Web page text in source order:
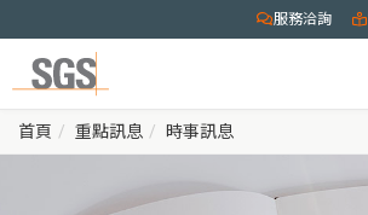
服務洽詢
首頁 重點訊息 時事訊息